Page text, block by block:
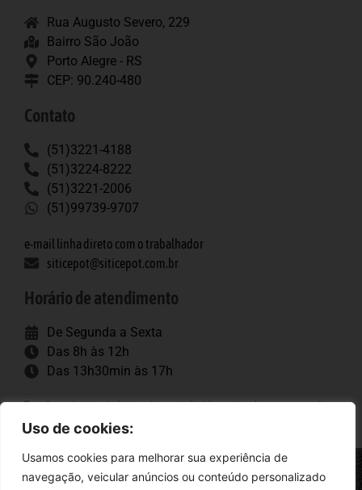
Uso de cookies:
Usamos cookies para melhorar sua experiência de
navegação, veicular anúncios ou conteúdo personalizado
Rua Augusto Severo, 229
Bairro São João
Porto Alegre - RS
CEP: 90.240-480
Contato
(51)3221-4188
(51)3224-8222
(51)3221-2006
(51)99739-9707
e-mail linha direto com o trabalhador
siticepot@siticepot.com.br
Horário de atendimento
De Segunda a Sexta
Das 8h às 12h
Das 13h30min às 17h
Tags importantes: sindicato, siticepot, dissidio, porto alegre, convenção